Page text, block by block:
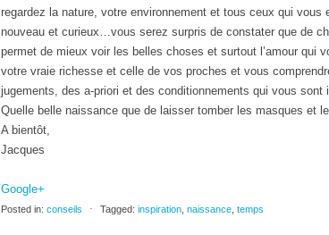
regardez la nature, votre environnement et tous ceux qui vous
nouveau et curieux…vous serez surpris de constater que de
permet de mieux voir les belles choses et surtout l’amour qui
votre vraie richesse et celle de vos proches et vous
jugements, des a-priori et des conditionnements qui vous sont
Quelle belle naissance que de laisser tomber les masques et
A bientôt,
Jacques
Google+
Posted in: conseils ⋅ Tagged: inspiration naissance temps